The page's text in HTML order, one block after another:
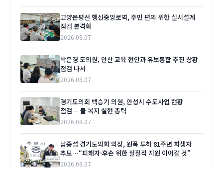
고양은평선 행신중앙로역, 주민 편의 위한 실시설계
점검 본격화
2026.08.07
박은경 도의원, 안산 교육 현안과 유보통합 추진 상황
점검 나서
2026.08.07
경기도의회 백승기 의원, 안성시 수도사업 현황
점검… 물 복지 실현 총력
2026.08.07
남종섭 경기도의회 의장, 원폭 투하 81주년 희생자
추모…“피해자·후손 위한 실질적 지원 이어갈 것”
2026.08.07